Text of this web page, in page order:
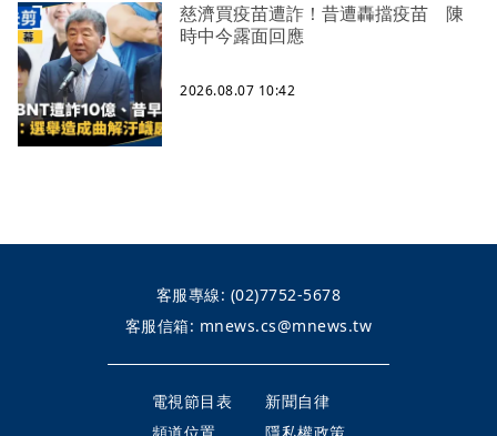
慈濟買疫苗遭詐！昔遭轟擋疫苗 陳
時中今露面回應
2026.08.07 10:42
客服專線: (02)7752-5678
客服信箱: mnews.cs@mnews.tw
電視節目表
新聞自律